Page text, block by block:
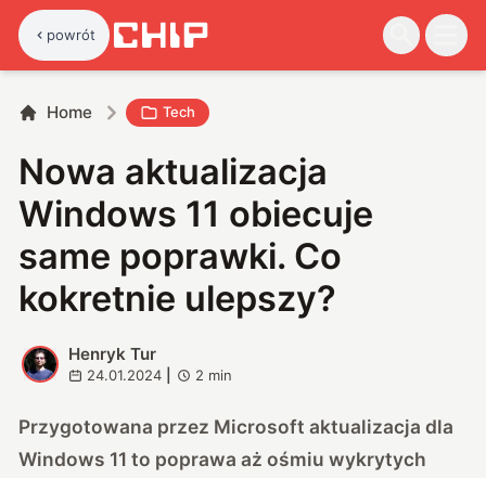
powrót
Home Tech
Nowa aktualizacja
Windows 11 obiecuje
same poprawki. Co
kokretnie ulepszy?
H
Henryk Tur
24.01.2024 2 min
Przygotowana przez Microsoft aktualizacja dla
Windows 11 to poprawa aż ośmiu wykrytych